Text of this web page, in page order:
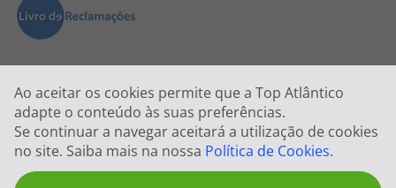
Ao aceitar os cookies permite que a Top Atlântico
adapte o conteúdo às suas preferências.
Se continuar a navegar aceitará a utilização de cookies
no site. Saiba mais na nossa Política de Cookies.
2026 © Todos os direitos reservados:Top Atlântico, Viagens e Turismo